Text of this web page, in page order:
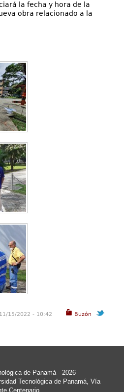
la fecha y hora de la
obra relacionado a la
Buzón
15/2022 - 10:42
de Panamá - 2026
Tecnológica de Panamá, Vía
Centenario,